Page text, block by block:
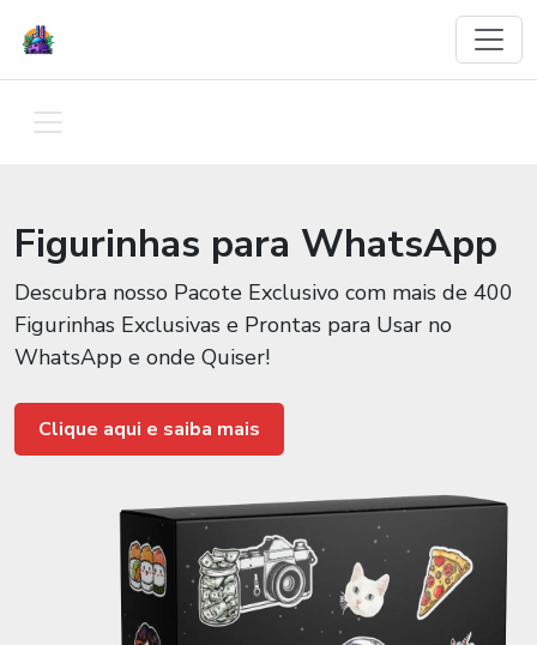
Figurinhas para WhatsApp
Descubra nosso Pacote Exclusivo com mais de 400
Figurinhas Exclusivas e Prontas para Usar no
WhatsApp e onde Quiser!
Clique aqui e saiba mais